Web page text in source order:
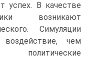
успех. В качестве
возникают
Симуляции
чем
политические